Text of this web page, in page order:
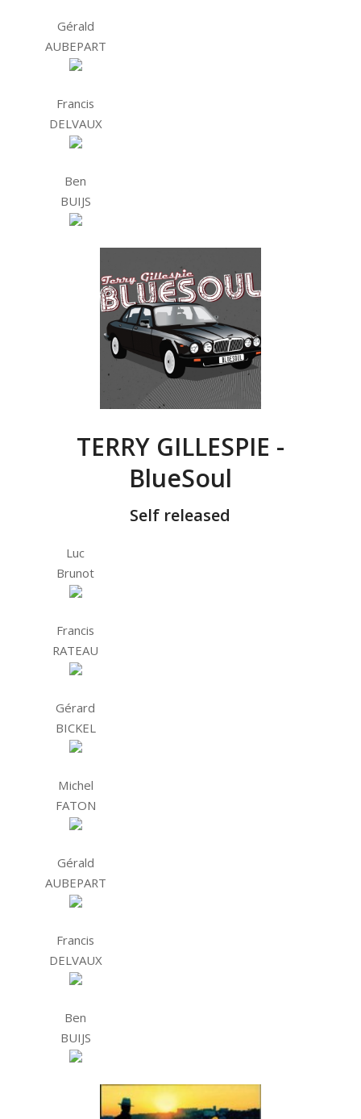
Gérald
AUBEPART
Francis
DELVAUX
Ben
BUIJS
TERRY GILLESPIE -
BlueSoul
Self released
Luc
Brunot
Francis
RATEAU
Gérard
BICKEL
Michel
FATON
Gérald
AUBEPART
Francis
DELVAUX
Ben
BUIJS